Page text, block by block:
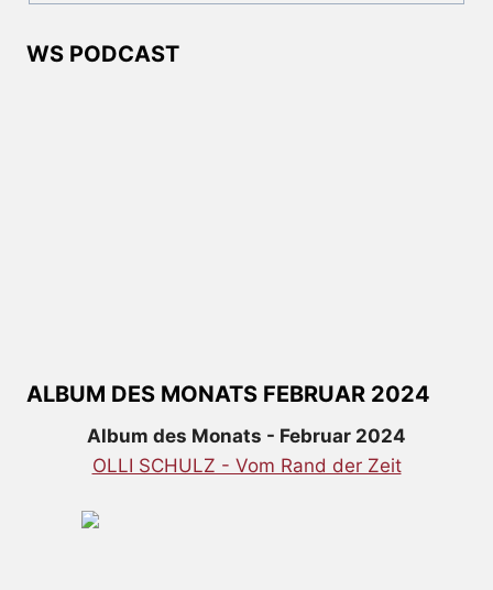
WS PODCAST
ALBUM DES MONATS FEBRUAR 2024
Album des Monats - Februar 2024
OLLI SCHULZ - Vom Rand der Zeit